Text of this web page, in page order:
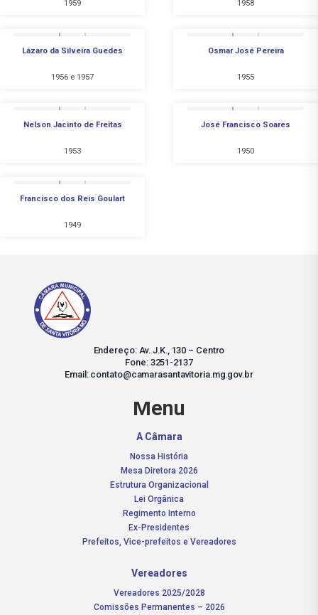
1959 1958
Lázaro da Silveira Guedes
1956 e 1957
Osmar José Pereira
1955
Nelson Jacinto de Freitas
1953
José Francisco Soares
1950
Francisco dos Reis Goulart
1949
Endereço: Av. J.K., 130 – Centro
Fone: 3251-2137
Email: contato@camarasantavitoria.mg.gov.br
Menu
A Câmara
Nossa História
Mesa Diretora 2026
Estrutura Organizacional
Lei Orgânica
Regimento Interno
Ex-Presidentes
Prefeitos, Vice-prefeitos e Vereadores
Vereadores
Vereadores 2025/2028
Comissões Permanentes – 2026